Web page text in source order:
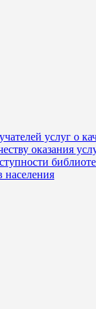
услуг о
оказания
населения